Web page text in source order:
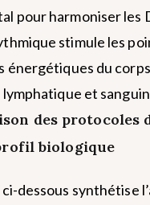
pour harmoniser les
stimule les
énergétiques du
et
des protocoles
biologique
dessous synthétise